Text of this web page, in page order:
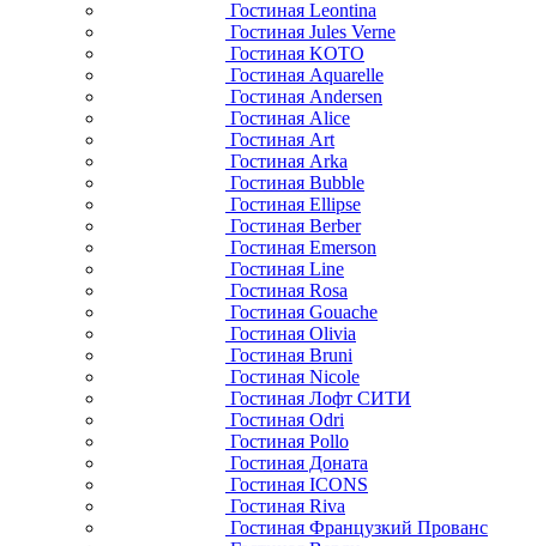
Гостиная Leontina
Гостиная Jules Verne
Гостиная KOTO
Гостиная Aquarelle
Гостиная Andersen
Гостиная Alice
Гостиная Art
Гостиная Arka
Гостиная Bubble
Гостиная Ellipse
Гостиная Berber
Гостиная Emerson
Гостиная Line
Гостиная Rosa
Гостиная Gouache
Гостиная Olivia
Гостиная Bruni
Гостиная Nicole
Гостиная Лофт СИТИ
Гостиная Odri
Гостиная Pollo
Гостиная Доната
Гостиная ICONS
Гостиная Riva
Гостиная Французкий Прованс